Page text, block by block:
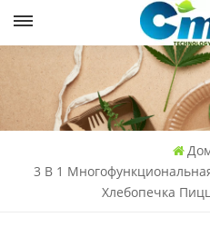
3 В 1
Хлебопечка